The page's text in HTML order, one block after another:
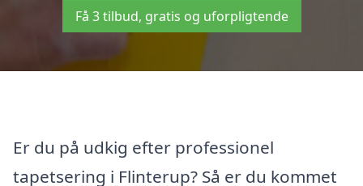
Få 3 tilbud, gratis og uforpligtende
Er du på udkig efter professionel
tapetsering i Flinterup? Så er du kommet